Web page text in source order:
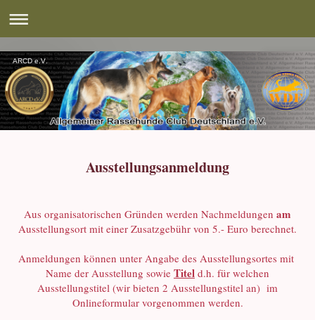
ARCD e.V.
Ausstellungsanmeldung
Aus organisatorischen Gründen werden Nachmeldungen am
Ausstellungsort mit einer Zusatzgebühr von 5.- Euro berechnet.
Anmeldungen können unter Angabe des Ausstellungsortes mit
Name der Ausstellung sowie Titel d.h. für welchen
Ausstellungstitel (wir bieten 2 Ausstellungstitel an) im
Onlineformular vorgenommen werden.